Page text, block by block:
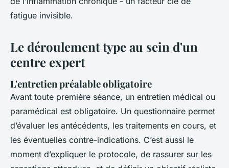
fatigue invisible.
Le déroulement type au sein d'un
centre expert
L'entretien préalable obligatoire
Avant toute première séance, un entretien médical ou
paramédical est obligatoire. Un questionnaire permet
d’évaluer les antécédents, les traitements en cours, et
les éventuelles contre-indications. C’est aussi le
moment d’expliquer le protocole, de rassurer sur les